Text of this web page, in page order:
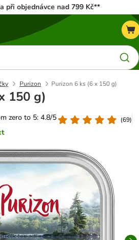
při objednávce nad 799 Kč**
Purizon Purizon 6 ks (6 x 150 g)
150 g)
zero to 5: 4.8/5
(69)